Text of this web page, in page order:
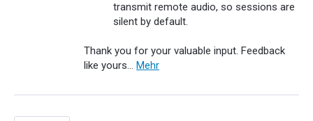
transmit remote audio, so sessions are
silent by default.
Thank you for your valuable input. Feedback
like yours… Mehr